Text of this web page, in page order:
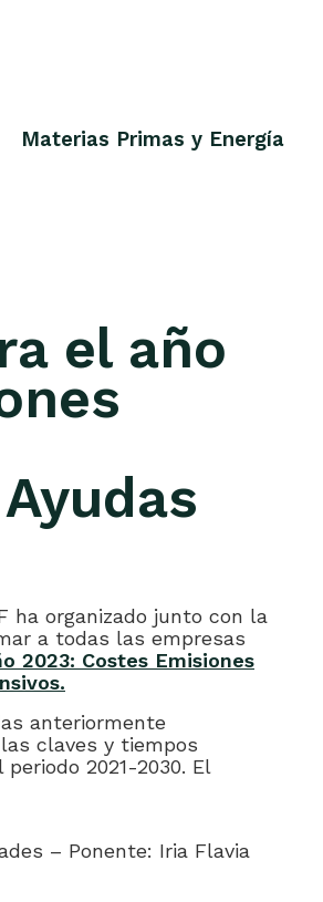
Materias Primas y Energía
el año
ha organizado junto con la
a todas las empresas
2023: Costes Emisiones
anteriormente
claves y tiempos
2021-2030. El
– Ponente: Iria Flavia